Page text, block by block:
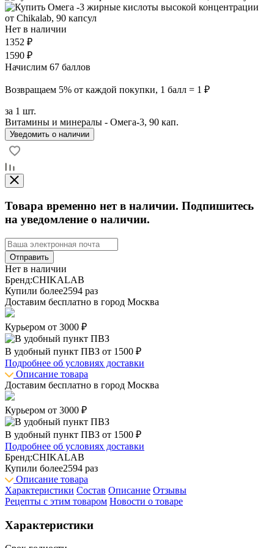
Нет в наличии
1352 ₽
1590 ₽
Начислим 67 баллов
Возвращаем 5% от каждой покупки, 1 балл = 1 ₽
за 1 шт.
Витамины и минералы - Омега-3, 90 кап.
Уведомить о наличии
Товара временно нет в наличии. Подпишитесь
на уведомление о наличии.
Отправить
Нет в наличии
Бренд:CHIKALAB
Купили более2594 раз
Доставим бесплатно в город Москва
Курьером от 3000 ₽
В удобный пункт ПВЗ от 1500 ₽
Подробнее об условиях доставки
Описание товара
Доставим бесплатно в город Москва
Курьером от 3000 ₽
В удобный пункт ПВЗ от 1500 ₽
Подробнее об условиях доставки
Бренд:CHIKALAB
Купили более2594 раз
Описание товара
Характеристики Состав Описание Отзывы
Рецепты с этим товаром Новости о товаре
Характеристики